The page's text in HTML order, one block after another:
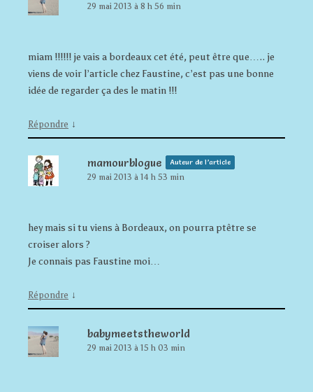
29 mai 2013 à 8 h 56 min
miam !!!!!! je vais a bordeaux cet été, peut être que….. je
viens de voir l’article chez Faustine, c’est pas une bonne
idée de regarder ça des le matin !!!
Répondre ↓
mamourblogue Auteur de l’article
29 mai 2013 à 14 h 53 min
hey mais si tu viens à Bordeaux, on pourra ptêtre se
croiser alors ?
Je connais pas Faustine moi…
Répondre ↓
babymeetstheworld
29 mai 2013 à 15 h 03 min